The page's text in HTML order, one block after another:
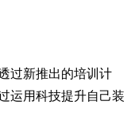
过新推出的培训计
运用科技提升自己装